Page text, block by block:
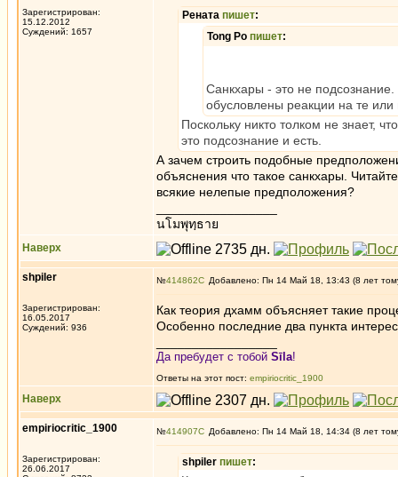
Зарегистрирован:
15.12.2012
Суждений: 1657
Рената пишет:
Tong Po пишет:
Санкхары - это не
обусловлены реакции на те
Поскольку никто толком не знает,
это подсознание и есть.
А зачем строить подобные
объяснения что такое санкхары.
всякие нелепые предположения?
นโมพุทฺธาย
Наверх
shpiler
Зарегистрирован:
16.05.2017
Суждений: 936
№414862 Добавлено: Пн 14 Май 18, 13:43 (8 лет
Как теория дхамм объясняет такие
Особенно последние два пункта
Да пребудет с тобой Sīla!
Ответы на этот пост: empiriocritic_1900
Наверх
empiriocritic_1900
Зарегистрирован:
26.06.2017
№414907 Добавлено: Пн 14 Май 18, 14:34 (8 лет
shpiler пишет: